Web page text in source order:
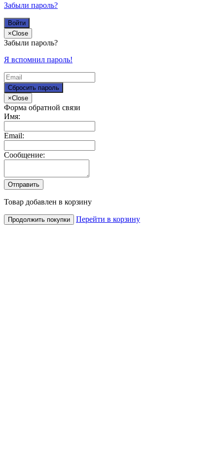
Забыли пароль?
×Close
Забыли пароль?
Я вспомнил пароль!
×Close
Форма обратной связи
Имя:
Email:
Сообщение:
Товар добавлен в корзину
Продолжить покупки Перейти в корзину